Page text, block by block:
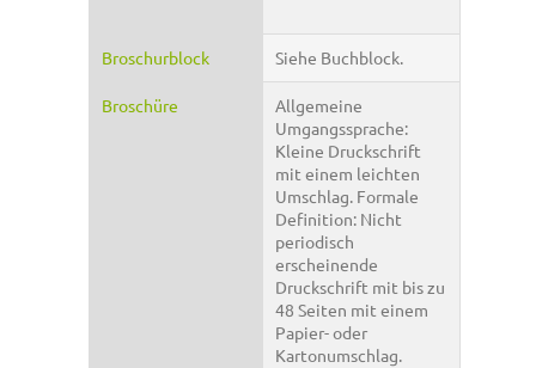
Broschurblock Siehe Buchblock.
Broschüre
Allgemeine
Umgangssprache:
Kleine Druckschrift
mit einem leichten
Umschlag. Formale
Definition: Nicht
periodisch
erscheinende
Druckschrift mit bis zu
48 Seiten mit einem
Papier- oder
Kartonumschlag.